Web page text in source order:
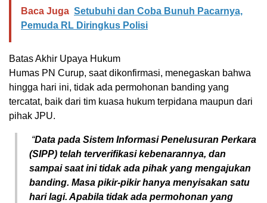
Baca Juga Setubuhi dan Coba Bunuh Pacarnya,
Pemuda RL Diringkus Polisi
Batas Akhir Upaya Hukum
Humas PN Curup, saat dikonfirmasi, menegaskan bahwa
hingga hari ini, tidak ada permohonan banding yang
tercatat, baik dari tim kuasa hukum terpidana maupun dari
pihak JPU.
“Data pada Sistem Informasi Penelusuran Perkara
(SIPP) telah terverifikasi kebenarannya, dan
sampai saat ini tidak ada pihak yang mengajukan
banding. Masa pikir-pikir hanya menyisakan satu
hari lagi. Apabila tidak ada permohonan yang